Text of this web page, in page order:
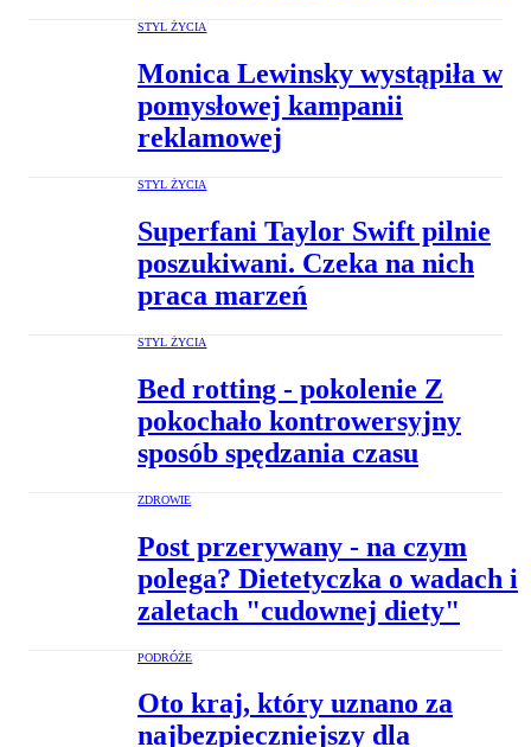
STYL ŻYCIA
Monica Lewinsky wystąpiła w
pomysłowej kampanii
reklamowej
STYL ŻYCIA
Superfani Taylor Swift pilnie
poszukiwani. Czeka na nich
praca marzeń
STYL ŻYCIA
Bed rotting - pokolenie Z
pokochało kontrowersyjny
sposób spędzania czasu
ZDROWIE
Post przerywany - na czym
polega? Dietetyczka o wadach i
zaletach "cudownej diety"
PODRÓŻE
Oto kraj, który uznano za
najbezpieczniejszy dla